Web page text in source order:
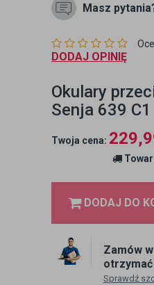
Masz
DODAJ OPINIĘ
Okulary
Senja 639
Twoja cena:
DODAJ DO
Zamów
Sprawdź